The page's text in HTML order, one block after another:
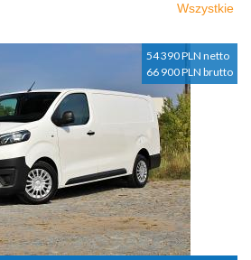
Wszystkie
54 390 PLN netto
66 900 PLN brutto